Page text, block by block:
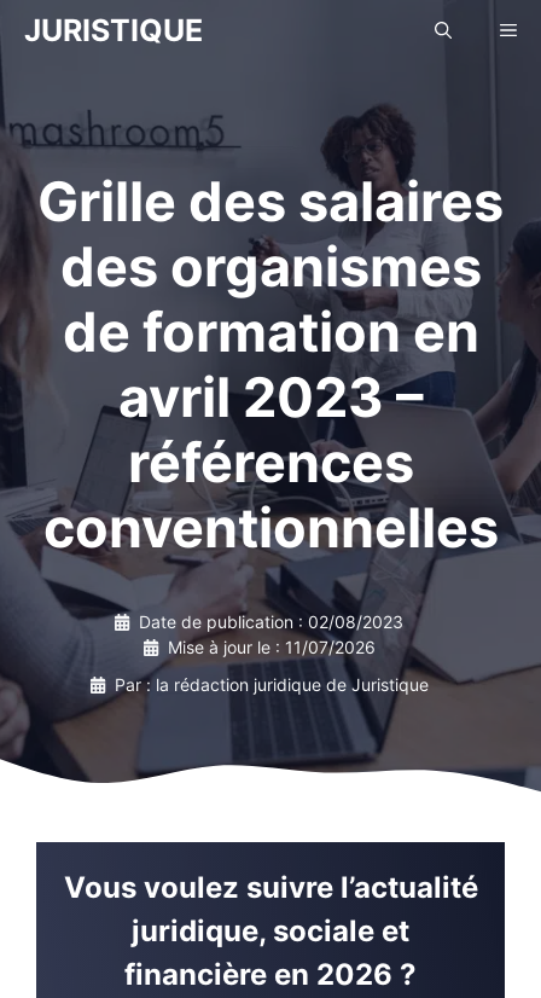
AllerJURISTIQUE
Grille des salaires
des organismes
de formation en
avril 2023 –
références
conventionnelles
Date de publication : 02/08/2023
Mise à jour le : 11/07/2026
Par : la rédaction juridique de Juristique
Vous voulez suivre l’actualité
juridique, sociale et
financière en 2026 ?